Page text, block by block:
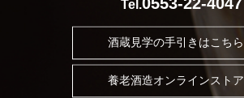
Tel.0553-22-4047
酒蔵見学の手引きはこちら
養老酒造オンラインストア